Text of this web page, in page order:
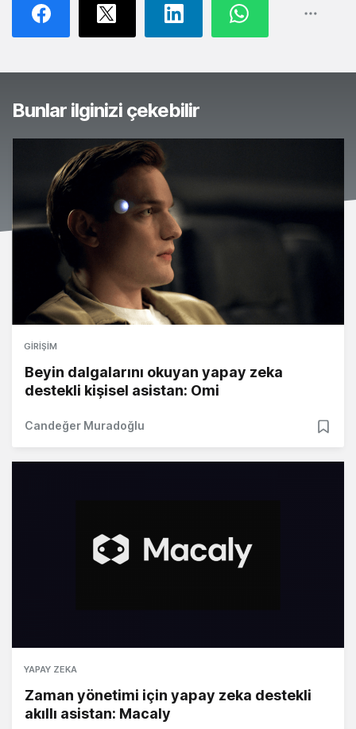
Bunlar ilginizi çekebilir
GIRIŞIM
Beyin dalgalarını okuyan yapay zeka
destekli kişisel asistan: Omi
Candeğer Muradoğlu
YAPAY ZEKA
Zaman yönetimi için yapay zeka destekli
akıllı asistan: Macaly